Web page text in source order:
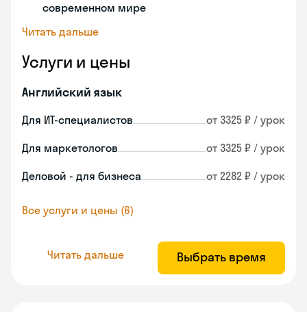
современном мире
Читать дальше
Услуги и цены
Английский язык
Для ИТ-специалистов от 3325 ₽ / урок
Для маркетологов от 3325 ₽ / урок
Деловой - для бизнеса от 2282 ₽ / урок
Все услуги и цены (6)
Читать дальше Выбрать время